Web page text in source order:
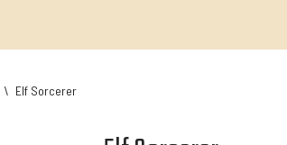
\ Elf Sorcerer